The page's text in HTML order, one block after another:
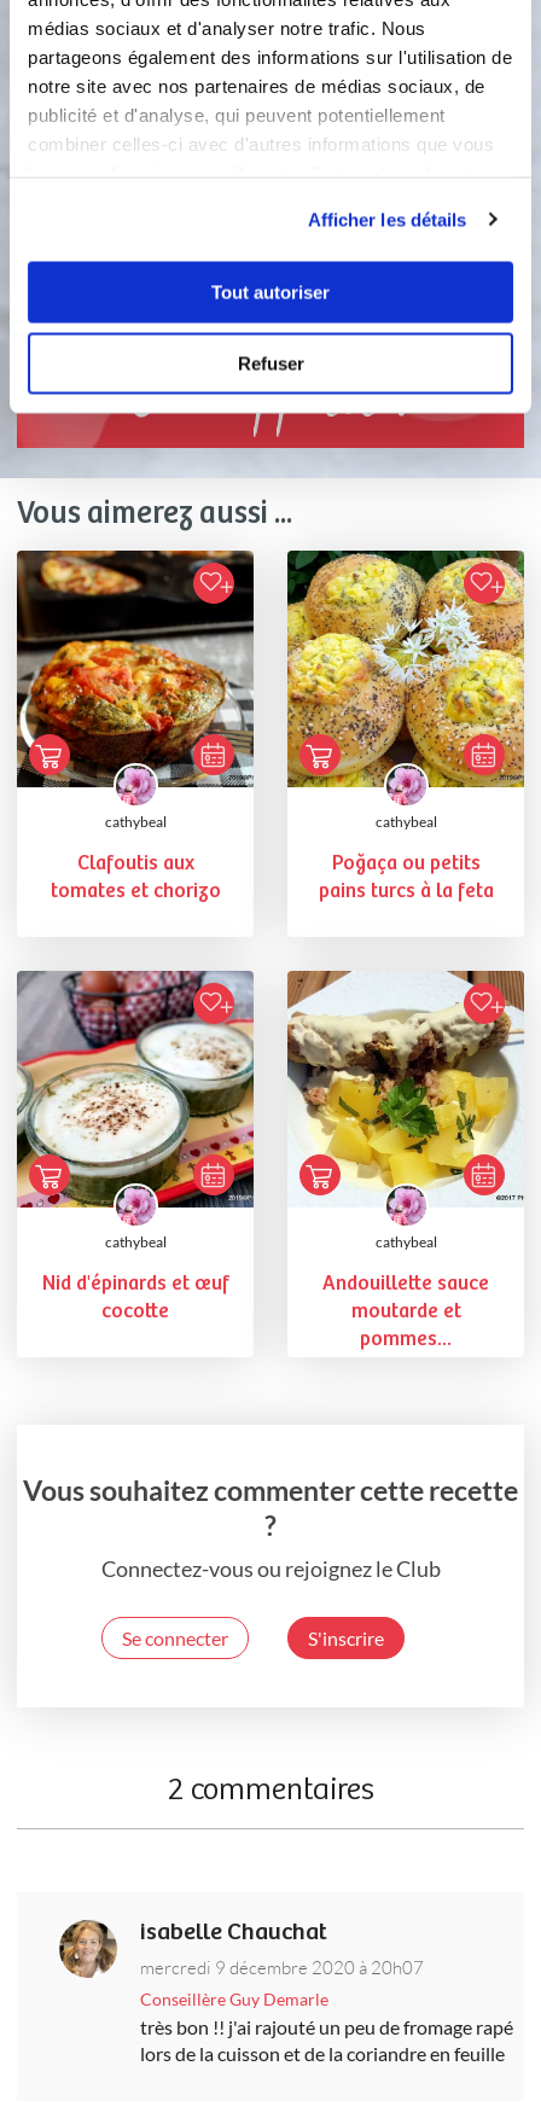
médias sociaux et d'analyser notre trafic. Nous
partageons également des informations sur l'utilisation de
notre site avec nos partenaires de médias sociaux, de
publicité et d'analyse, qui peuvent potentiellement
combiner celles-ci avec d'autres informations que vous
Afficher les détails
Tout autoriser
Refuser
1 étape
1
Dans une poêle à bords hauts, faire
œufs battus et cuire 3 minutes à feu
jusqu'à consistance souhaitée.
Bon appétit !
Vous aimerez aussi ...
cathybeal
Clafoutis aux
tomates et chorizo
cathybeal
Poğaça ou petits
pains turcs à la feta
cathybeal
Nid d'épinards et œuf
cocotte
cathybeal
Andouillette sauce
moutarde et
pommes...
Vous souhaitez commenter cette recette
?
Connectez-vous ou rejoignez le Club
Se connecter S'inscrire
2 commentaires
isabelle Chauchat
mercredi 9 décembre 2020 à 20h07
Conseillère Guy Demarle
très bon !! j'ai rajouté un peu de fromage rapé
lors de la cuisson et de la coriandre en feuille